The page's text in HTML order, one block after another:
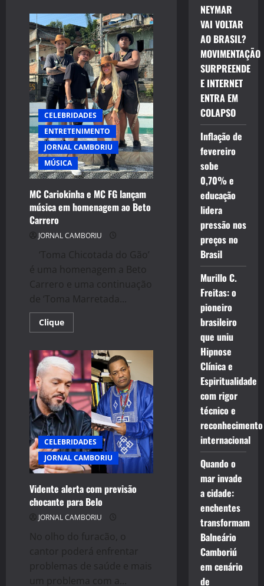
Gadd
Reflete
Sobre
Sucesso
e
Desafios
Pessoais
em
Entrevista
sobre
“Bebê
Rena”
CELEBRIDADES
ENTRETENIMENTO
JORNAL CAMBORIU
MÚSICA
MC Cariokinha e MC FG lançam
música em homenagem ao Beto
Carrero
JORNAL CAMBORIU
‘Toma Chicotada do Gão’
é uma homenagem a Beto
Carrero e uma continuação
de ‘Toma Marretada...
CliqueRead
more
Cariokinha
e
MC
FG
lançam
música
em
homenagem
ao
Beto
Carrero
CELEBRIDADES
JORNAL CAMBORIU
Vidente alerta com previsão
chocante para Belo
JORNAL CAMBORIU
No olho do furacão, o
cantor poderá enfrentar
problemas de saúde e mais
um problema com a...
NEYMAR
VAI VOLTAR
AO BRASIL?
MOVIMENTAÇÃO
SURPREENDE
E INTERNET
ENTRA EM
COLAPSO
Inflação de
fevereiro
sobe
0,70% e
educação
lidera
pressão nos
preços no
Brasil
Murillo C.
Freitas: o
pioneiro
brasileiro
que uniu
Hipnose
Clínica e
Espiritualidade
com rigor
técnico e
reconhecimento
internacional
Quando o
mar invade
a cidade:
enchentes
transformam
Balneário
Camboriú
em cenário
de